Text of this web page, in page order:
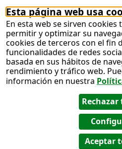
Esta página web usa
En esta web se sirven cookies
permitir y optimizar su
cookies de terceros con el fin
funcionalidades de redes
basada en sus hábitos de
rendimiento y tráfico web.
información en nuestra